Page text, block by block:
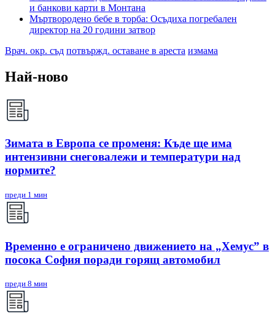
и банкови карти в Монтана
Мъртвородено бебе в торба: Осъдиха погребален
директор на 20 години затвор
Врач. окр. съд потвържд. оставане в ареста измама
Най-ново
Зимата в Европа се променя: Къде ще има
интензивни снеговалежи и температури над
нормите?
преди 1 мин
Временно е ограничено движението на „Хемус” в
посока София поради горящ автомобил
преди 8 мин